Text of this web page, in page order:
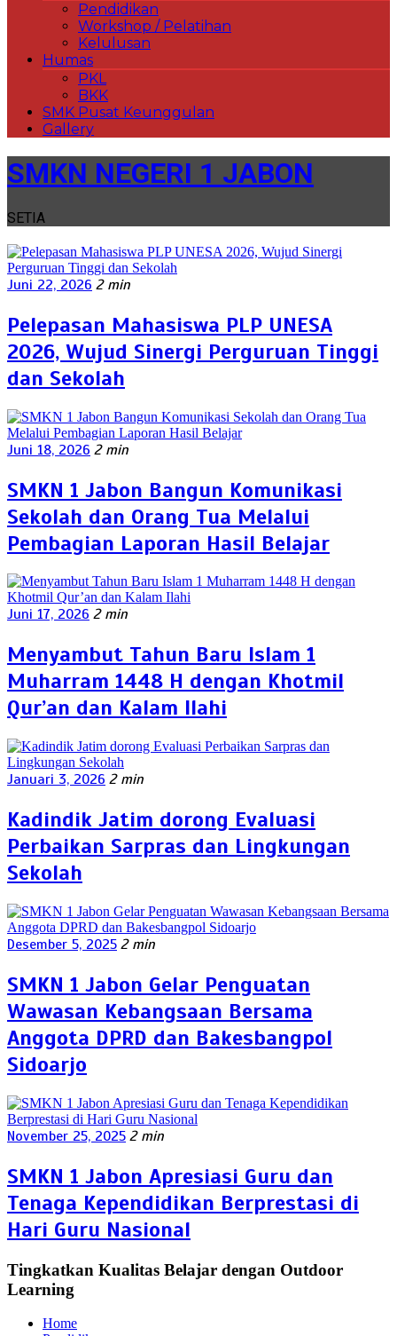
Pendidikan
Workshop / Pelatihan
Kelulusan
Humas
PKL
BKK
SMK Pusat Keunggulan
Gallery
SMKN NEGERI 1 JABON
SETIA
Juni 22, 2026 2 min
Pelepasan Mahasiswa PLP UNESA
2026, Wujud Sinergi Perguruan Tinggi
dan Sekolah
Juni 18, 2026 2 min
SMKN 1 Jabon Bangun Komunikasi
Sekolah dan Orang Tua Melalui
Pembagian Laporan Hasil Belajar
Juni 17, 2026 2 min
Menyambut Tahun Baru Islam 1
Muharram 1448 H dengan Khotmil
Qur’an dan Kalam Ilahi
Januari 3, 2026 2 min
Kadindik Jatim dorong Evaluasi
Perbaikan Sarpras dan Lingkungan
Sekolah
Desember 5, 2025 2 min
SMKN 1 Jabon Gelar Penguatan
Wawasan Kebangsaan Bersama
Anggota DPRD dan Bakesbangpol
Sidoarjo
November 25, 2025 2 min
SMKN 1 Jabon Apresiasi Guru dan
Tenaga Kependidikan Berprestasi di
Hari Guru Nasional
Tingkatkan Kualitas Belajar dengan Outdoor
Learning
Home